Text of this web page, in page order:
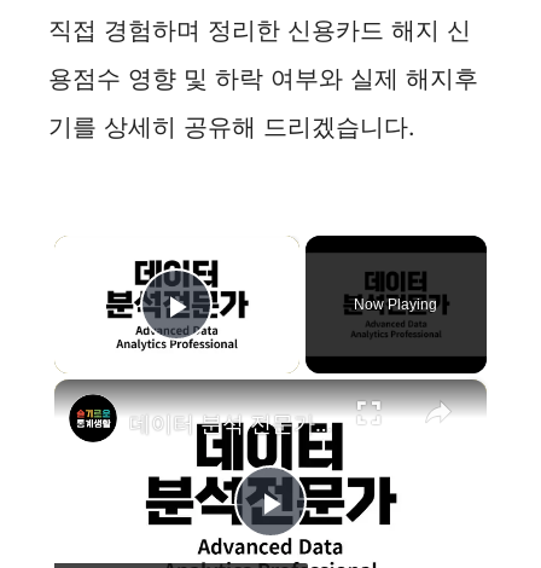
직접 경험하며 정리한 신용카드 해지 신
용점수 영향 및 하락 여부와 실제 해지후
기를 상세히 공유해 드리겠습니다.
×
Play Video
Now Playing
×
P
데이터 분석 전문가 ADP 실기 수업소개 (출제 경향 및 공부 방법)